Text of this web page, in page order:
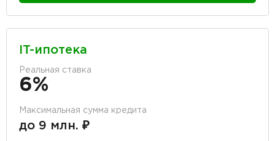
IT-ипотека
Реальная ставка
6%
Максимальная сумма кредита
до 9 млн. ₽